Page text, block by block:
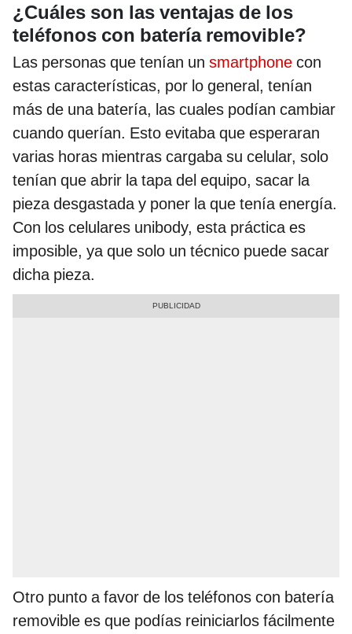
¿Cuáles son las ventajas de los
teléfonos con batería removible?
Las personas que tenían un smartphone con
estas características, por lo general, tenían
más de una batería, las cuales podían cambiar
cuando querían. Esto evitaba que esperaran
varias horas mientras cargaba su celular, solo
tenían que abrir la tapa del equipo, sacar la
pieza desgastada y poner la que tenía energía.
Con los celulares unibody, esta práctica es
imposible, ya que solo un técnico puede sacar
dicha pieza.
Otro punto a favor de los teléfonos con batería
removible es que podías reiniciarlos fácilmente